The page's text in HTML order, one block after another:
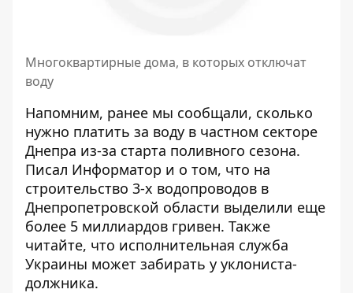
Многоквартирные дома, в которых отключат
воду
Напомним, ранее мы сообщали, сколько
нужно платить за воду в частном секторе
Днепра из-за старта поливного сезона.
Писал Информатор и о том, что на
строительство 3-х водопроводов в
Днепропетровской области выделили еще
более 5 миллиардов гривен. Также
читайте, что исполнительная служба
Украины может забирать у уклониста-
должника.